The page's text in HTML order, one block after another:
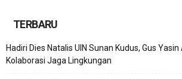
TERBARU
Hadiri Dies Natalis UIN Sunan Kudus, Gus
Kolaborasi Jaga Lingkungan